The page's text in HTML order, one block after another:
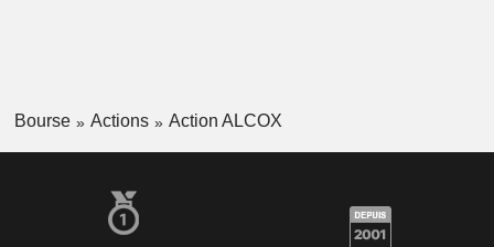
Bourse Actions Action ALCOX